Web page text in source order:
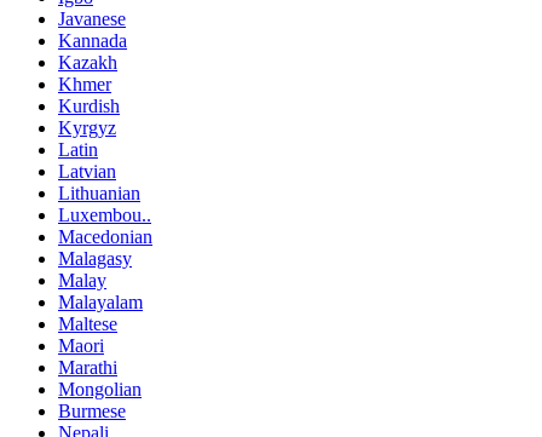
Javanese
Kannada
Kazakh
Khmer
Kurdish
Kyrgyz
Latin
Latvian
Lithuanian
Luxembou..
Macedonian
Malagasy
Malay
Malayalam
Maltese
Maori
Marathi
Mongolian
Burmese
Nepali